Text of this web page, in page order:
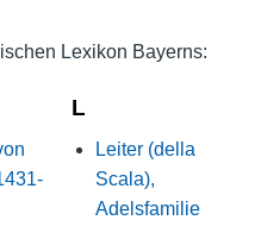
Lexikon Bayerns:
L
Leiter (della
Scala),
Adelsfamilie